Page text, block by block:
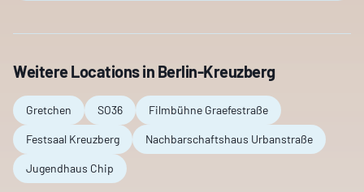
Weitere Locations in Berlin-Kreuzberg
Gretchen SO36 Filmbühne Graefestraße
Festsaal Kreuzberg Nachbarschaftshaus Urbanstraße
Jugendhaus Chip